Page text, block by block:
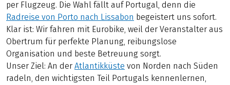
per Flugzeug. Die Wahl fällt auf Portugal, denn die
Radreise von Porto nach Lissabon begeistert uns sofort.
Klar ist: Wir fahren mit Eurobike, weil der Veranstalter aus
Obertrum für perfekte Planung, reibungslose
Organisation und beste Betreuung sorgt.
Unser Ziel: An der Atlantikküste von Norden nach Süden
radeln, den wichtigsten Teil Portugals kennenlernen,